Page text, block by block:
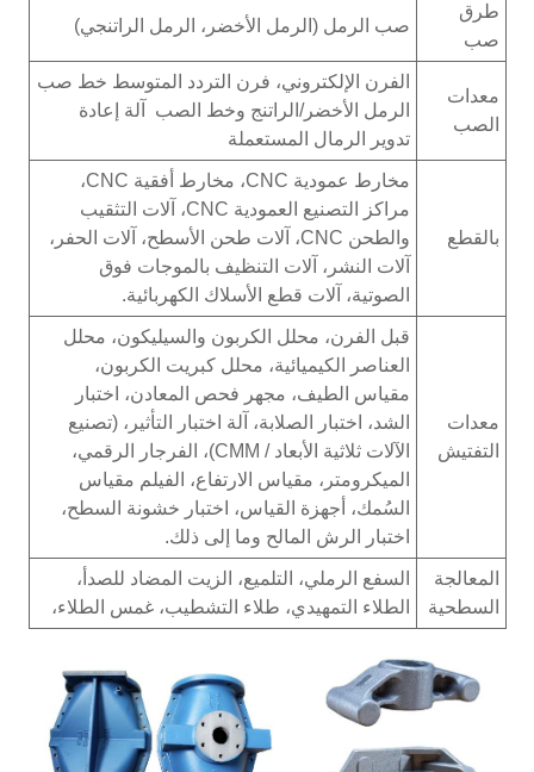
طرق
صب
صب الرمل (الرمل الأخضر، الرمل الراتنجي)
معدات
الصب
الفرن الإلكتروني، فرن التردد المتوسط خط صب
الرمل الأخضر/الراتنج وخط الصب آلة إعادة
تدوير الرمال المستعملة
بالقطع
مخارط عمودية CNC، مخارط أفقية CNC،
مراكز التصنيع العمودية CNC، آلات التثقيب
والطحن CNC، آلات طحن الأسطح، آلات الحفر،
آلات النشر، آلات التنظيف بالموجات فوق
الصوتية، آلات قطع الأسلاك الكهربائية.
معدات
التفتيش
قبل الفرن، محلل الكربون والسيليكون، محلل
العناصر الكيميائية، محلل كبريت الكربون،
مقياس الطيف، مجهر فحص المعادن، اختبار
الشد، اختبار الصلابة، آلة اختبار التأثير، (تصنيع
الآلات ثلاثية الأبعاد / CMM)، الفرجار الرقمي،
الميكرومتر، مقياس الارتفاع، الفيلم مقياس
السُمك، أجهزة القياس، اختبار خشونة السطح،
اختبار الرش المالح وما إلى ذلك.
المعالجة
السطحية
السفع الرملي، التلميع، الزيت المضاد للصدأ،
الطلاء التمهيدي، طلاء التشطيب، غمس الطلاء،